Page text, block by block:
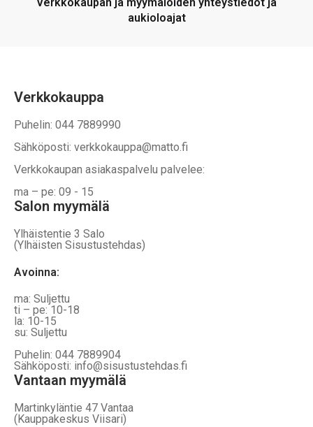
aukioloajat
Verkkokauppa
Puhelin: 044 7889990
Sähköposti: verkkokauppa@matto.fi
Verkkokaupan asiakaspalvelu palvelee:
ma – pe: 09 - 15
Salon myymälä
Ylhäistentie 3 Salo
(Ylhäisten Sisustustehdas)
Avoinna:
ma: Suljettu
ti – pe: 10-18
la: 10-15
su: Suljettu
Puhelin: 044 7889904
Sähköposti: info@sisustustehdas.fi
Vantaan myymälä
Martinkyläntie 47 Vantaa
(Kauppakeskus Viisari)